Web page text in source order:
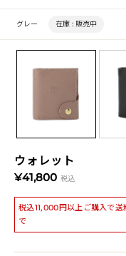
ウォレット
¥41,800 税込
税込11,000円以上ご購入で
で
グレー 在庫 : 販売中